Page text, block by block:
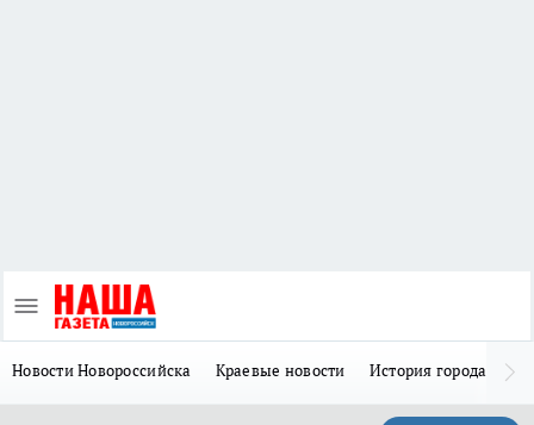
Новости Новороссийска Краевые новости История города Н